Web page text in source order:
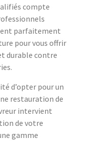
compte
parfaitement
pour vous offrir
durable contre
d’opter pour un
restauration de
intervient
de votre
gamme